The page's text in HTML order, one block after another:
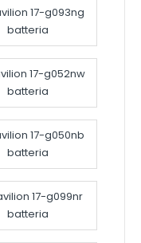
17-g093ng
batteria
17-g052nw
batteria
17-g050nb
batteria
17-g099nr
batteria